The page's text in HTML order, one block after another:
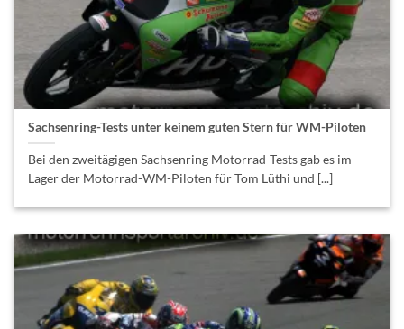
Sachsenring-Tests unter keinem guten Stern für WM-Piloten
Bei den zweitägigen Sachsenring Motorrad-Tests gab es im
Lager der Motorrad-WM-Piloten für Tom Lüthi und [...]